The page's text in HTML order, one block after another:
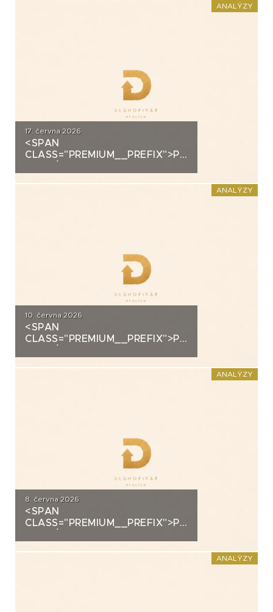
ANALÝZY
17. června 2026
<SPAN
CLASS="PREMIUM__PREFIX">PREMIUM</
ANALÝZY
10. června 2026
<SPAN
CLASS="PREMIUM__PREFIX">PREMIUM</
ANALÝZY
8. června 2026
<SPAN
CLASS="PREMIUM__PREFIX">PREMIUM</
ANALÝZY